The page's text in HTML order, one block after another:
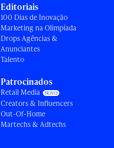
Editoriais
100 Dias de Inovação
Marketing na Olimpíada
Drops Agências &
Anunciantes
Talento
Patrocinados
Retail Media
Creators & Influencers
Out-Of-Home
Martechs & Adtechs